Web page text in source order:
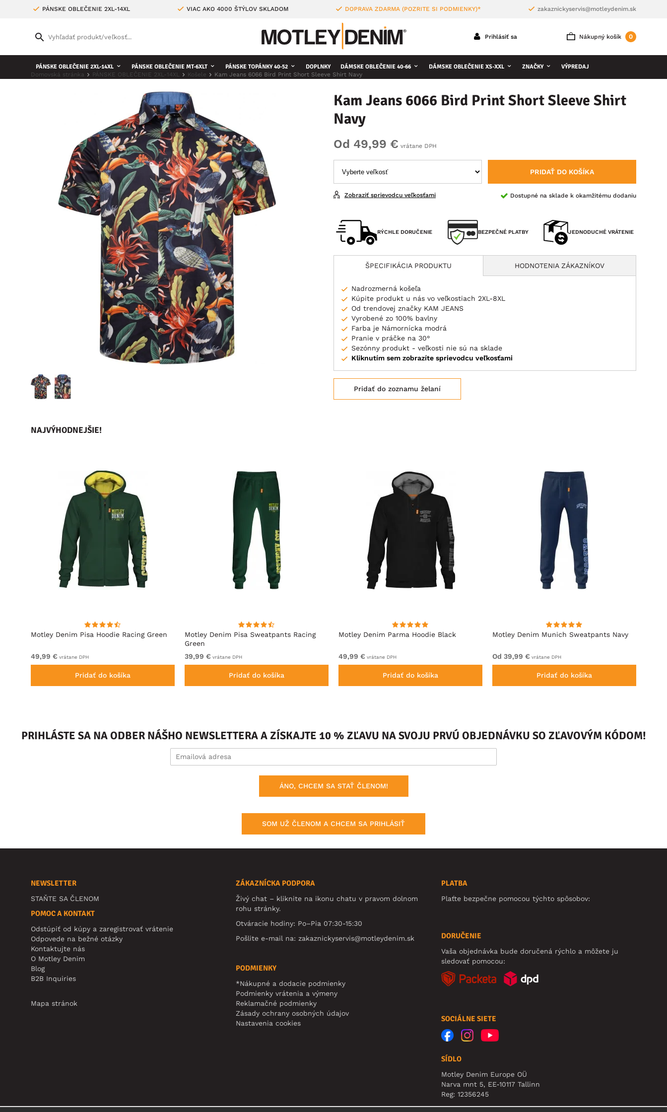
PÁNSKE OBLEČENIE 2XL-14XL VIAC AKO 4000 ŠTÝLOV SKLADOM DOPRAVA ZDARMA (POZRITE SI PODMIENKY)* zakaznickyservis@motleydenim.sk
Nákupný košík 0
Prihlásiť sa
PÁNSKE OBLEČENIE 2XL-14XL PÁNSKE OBLEČENIE MT-6XLT PÁNSKE TOPÁNKY 40-52 DOPLNKY DÁMSKE OBLEČENIE 40-66 DÁMSKE OBLEČENIE XS-XXL ZNAČKY VÝPREDAJ
Domovská stránka PÁNSKE OBLEČENIE 2XL-14XL Košele Kam Jeans 6066 Bird Print Short Sleeve Shirt Navy
Kam Jeans 6066 Bird Print Short Sleeve Shirt
Navy
Od 49,99 € vrátane DPH
PRIDAŤ DO KOŠÍKA
Dostupné na sklade k okamžitému dodaniu
Zobraziť sprievodcu veľkosťami
RÝCHLE DORUČENIE BEZPEČNÉ PLATBY JEDNODUCHÉ VRÁTENIE
ŠPECIFIKÁCIA PRODUKTU HODNOTENIA ZÁKAZNÍKOV
Nadrozmerná košeľa
Kúpite produkt u nás vo veľkostiach 2XL-8XL
Od trendovej značky KAM JEANS
Vyrobené zo 100% bavlny
Farba je Námornícka modrá
Pranie v práčke na 30°
Sezónny produkt - veľkosti nie sú na sklade
Kliknutím sem zobrazíte sprievodcu veľkosťami
Pridať do zoznamu želaní
NAJVÝHODNEJŠIE!
Motley Denim Pisa Hoodie Racing Green
49,99 € vrátane DPH
Pridať do košíka
Motley Denim Pisa Sweatpants Racing
Green
39,99 € vrátane DPH
Pridať do košíka
Motley Denim Parma Hoodie Black
49,99 € vrátane DPH
Pridať do košíka
Motley Denim Munich Sweatpants Navy
Od 39,99 € vrátane DPH
Pridať do košíka
PRIHLÁSTE SA NA ODBER NÁŠHO NEWSLETTERA A ZÍSKAJTE 10 % ZĽAVU NA SVOJU PRVÚ OBJEDNÁVKU SO ZĽAVOVÝM KÓDOM!
ÁNO, CHCEM SA STAŤ ČLENOM!
SOM UŽ ČLENOM A CHCEM SA PRIHLÁSIŤ
NEWSLETTER
STAŇTE SA ČLENOM
POMOC A KONTAKT
Odstúpiť od kúpy a zaregistrovať vrátenie
Odpovede na bežné otázky
Kontaktujte nás
O Motley Denim
Blog
B2B Inquiries
Mapa stránok
ZÁKAZNÍCKA PODPORA
Živý chat – kliknite na ikonu chatu v pravom dolnom
rohu stránky.
Otváracie hodiny: Po–Pia 07:30-15:30
Pošlite e-mail na:zakaznickyservis@motleydenim.sk
PODMIENKY
*Nákupné a dodacie podmienky
Podmienky vrátenia a výmeny
Reklamačné podmienky
Zásady ochrany osobných údajov
Nastavenia cookies
PLATBA
Plaťte bezpečne pomocou týchto spôsobov:
DORUČENIE
Vaša objednávka bude doručená rýchlo a môžete ju
sledovať pomocou:
SOCIÁLNE SIETE
SÍDLO
Motley Denim Europe OÜ
Narva mnt 5, EE-10117 Tallinn
Reg: 12356245
Upozornenie: Na túto adresu **neposielajte vrátený